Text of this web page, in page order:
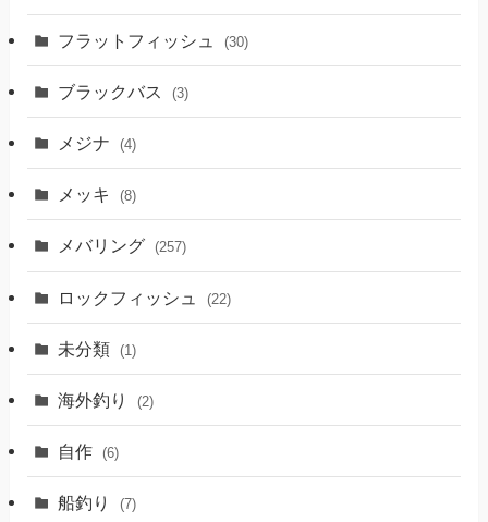
フラットフィッシュ (30)
ブラックバス (3)
メジナ (4)
メッキ (8)
メバリング (257)
ロックフィッシュ (22)
未分類 (1)
海外釣り (2)
自作 (6)
船釣り (7)